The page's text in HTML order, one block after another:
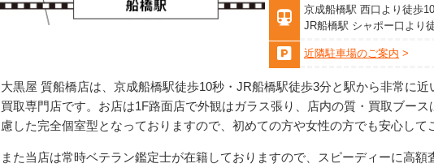
京成船橋駅 西口より徒歩
JR船橋駅 シャポー口より
近隣駐車場のご案内
大黒屋 質船橋店は、京成船橋駅徒歩10秒・JR船橋駅徒歩3分と駅から非常に近
買取専門店です。お店は1F路面店で外観はガラス張り、店内の質・買取ブー
慮した完全個室型となっておりますので、初めての方や女性の方でも安心して
また当店は常時ベテラン鑑定士が在籍しておりますので、スピーディーに高額